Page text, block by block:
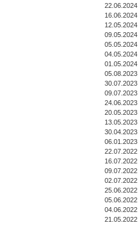
22.06.2024
16.06.2024
12.05.2024
09.05.2024
05.05.2024
04.05.2024
01.05.2024
05.08.2023
30.07.2023
09.07.2023
24.06.2023
20.05.2023
13.05.2023
30.04.2023
06.01.2023
22.07.2022
16.07.2022
09.07.2022
02.07.2022
25.06.2022
05.06.2022
04.06.2022
21.05.2022